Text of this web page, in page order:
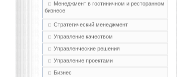
Менеджмент в гостиничном и ресторанном
бизнесе
Стратегический менеджмент
Управление качеством
Управленческие решения
Управление проектами
Бизнес